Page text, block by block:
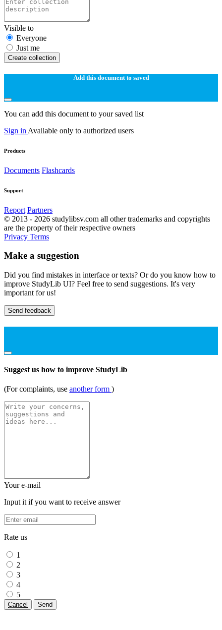
Visible to
Everyone
Just me
Create collection
Add this document to saved
You can add this document to your saved list
Sign in Available only to authorized users
Products
Documents Flashcards
Support
Report Partners
© 2013 - 2026 studylibsv.com all other trademarks and copyrights
are the property of their respective owners
Privacy Terms
Make a suggestion
Did you find mistakes in interface or texts? Or do you know how to
improve StudyLib UI? Feel free to send suggestions. It's very
important for us!
Send feedback
Suggest us how to improve StudyLib
(For complaints, use another form )
Your e-mail
Input it if you want to receive answer
Rate us
1
2
3
4
5
Cancel Send